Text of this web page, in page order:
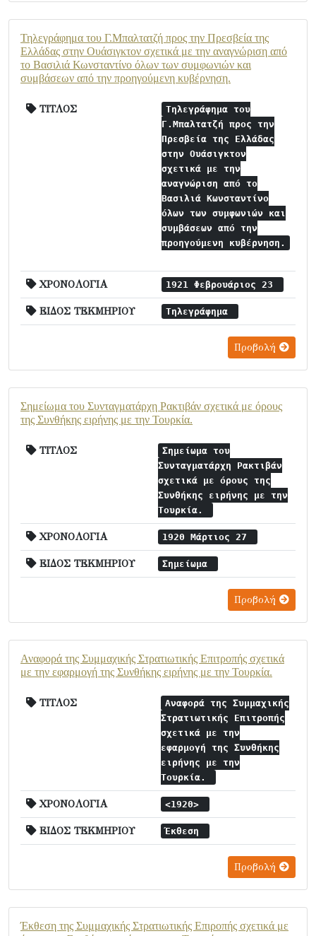
Τηλεγράφημα του Γ.Μπαλτατζή προς την Πρεσβεία της
Ελλάδας στην Ουάσιγκτον σχετικά με την αναγνώριση από
το Βασιλιά Κωνσταντίνο όλων των συμφωνιών και
συμβάσεων από την προηγούμενη κυβέρνηση.
ΤΙΤΛΟΣ
Τηλεγράφημα του
Γ.Μπαλτατζή προς την
Πρεσβεία της Ελλάδας
στην Ουάσιγκτον
σχετικά με την
αναγνώριση από το
Βασιλιά Κωνσταντίνο
όλων των συμφωνιών και
συμβάσεων από την
προηγούμενη κυβέρνηση.
ΧΡΟΝΟΛΟΓΙΑ 1921 Φεβρουάριος 23
ΕΙΔΟΣ ΤΕΚΜΗΡΙΟΥ Τηλεγράφημα
Προβολή
Σημείωμα του Συνταγματάρχη Ρακτιβάν σχετικά με όρους
της Συνθήκης ειρήνης με την Τουρκία.
ΤΙΤΛΟΣ
Σημείωμα του
Συνταγματάρχη Ρακτιβάν
σχετικά με όρους της
Συνθήκης ειρήνης με την
Τουρκία.
ΧΡΟΝΟΛΟΓΙΑ 1920 Μάρτιος 27
ΕΙΔΟΣ ΤΕΚΜΗΡΙΟΥ Σημείωμα
Προβολή
Αναφορά της Συμμαχικής Στρατιωτικής Επιτροπής σχετικά
με την εφαρμογή της Συνθήκης ειρήνης με την Τουρκία.
ΤΙΤΛΟΣ
Αναφορά της Συμμαχικής
Στρατιωτικής Επιτροπής
σχετικά με την
εφαρμογή της Συνθήκης
ειρήνης με την
Τουρκία.
ΧΡΟΝΟΛΟΓΙΑ <1920>
ΕΙΔΟΣ ΤΕΚΜΗΡΙΟΥ Έκθεση
Προβολή
Έκθεση της Συμμαχικής Στρατιωτικής Επιροπής σχετικά με